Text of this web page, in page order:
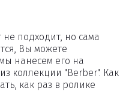
подходит, но сама
Вы можете
нанесем его на
коллекции "Berber". Как
как раз в ролике